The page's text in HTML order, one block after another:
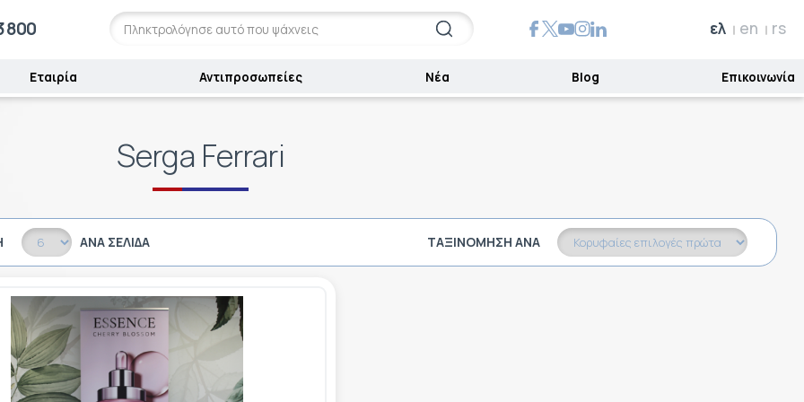
800 ελ en rs
Εταιρία Αντιπροσωπείες Νέα Blog Επικοινωνία
Serga Ferrari
ΑΝΆ ΣΕΛΊΔΑ ΤΑΞΙΝΌΜΗΣΗ ΑΝΆ